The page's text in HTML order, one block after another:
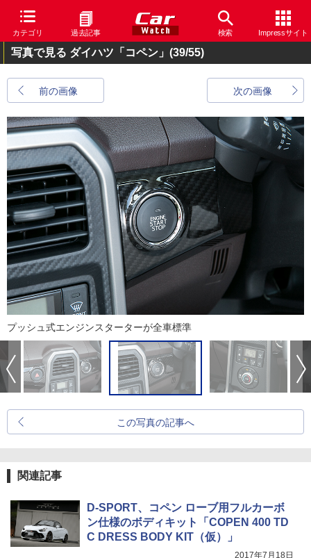
カテゴリ 過去記事 検索 Impressサイト
写真で見る ダイハツ「コペン」 (39/55)
前の画像 次の画像
プッシュ式エンジンスターターが全車標準
この写真の記事へ
関連記事
D-SPORT、コペン ローブ用フルカーボ
ン仕様のボディキット「COPEN 400 TD
C DRESS BODY KIT（仮）」
2017年7月18日